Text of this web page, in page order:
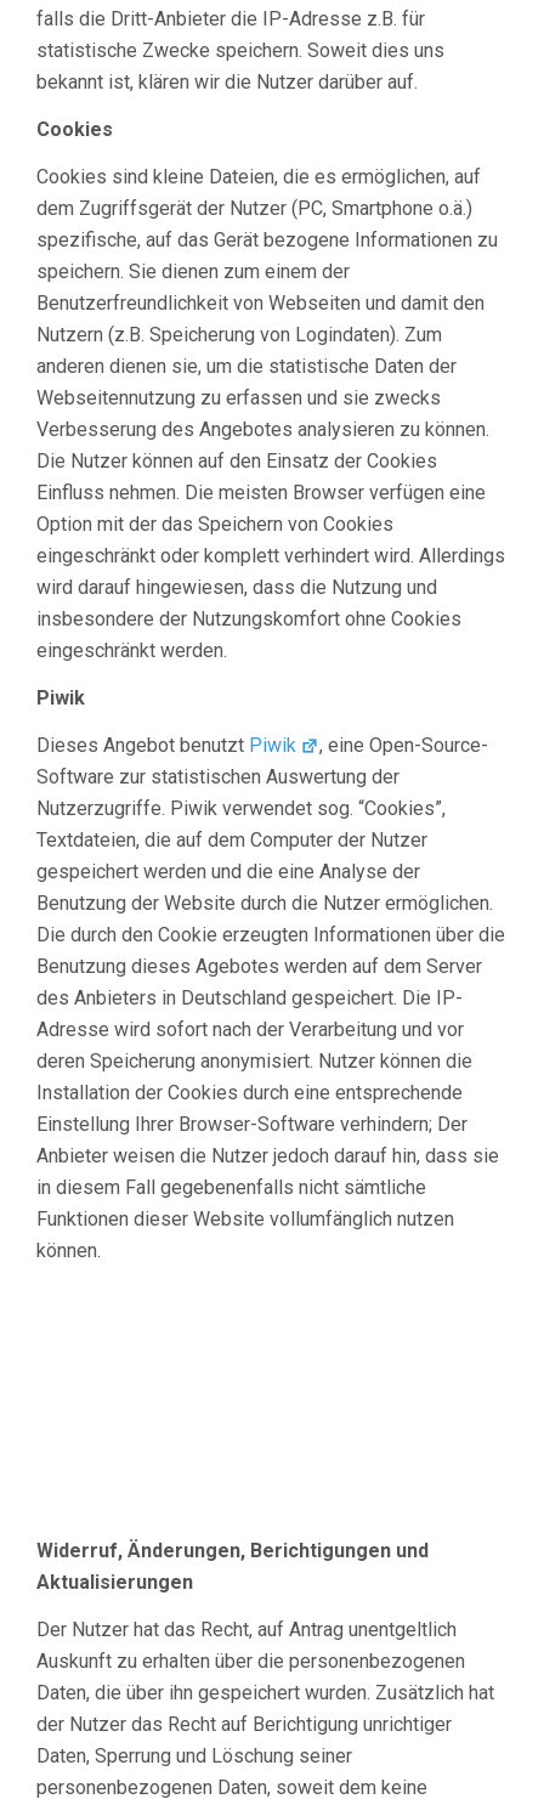
falls die Dritt-Anbieter die IP-Adresse z.B. für
statistische Zwecke speichern. Soweit dies uns
bekannt ist, klären wir die Nutzer darüber auf.
Cookies
Cookies sind kleine Dateien, die es ermöglichen, auf
dem Zugriffsgerät der Nutzer (PC, Smartphone o.ä.)
spezifische, auf das Gerät bezogene Informationen zu
speichern. Sie dienen zum einem der
Benutzerfreundlichkeit von Webseiten und damit den
Nutzern (z.B. Speicherung von Logindaten). Zum
anderen dienen sie, um die statistische Daten der
Webseitennutzung zu erfassen und sie zwecks
Verbesserung des Angebotes analysieren zu können.
Die Nutzer können auf den Einsatz der Cookies
Einfluss nehmen. Die meisten Browser verfügen eine
Option mit der das Speichern von Cookies
eingeschränkt oder komplett verhindert wird. Allerdings
wird darauf hingewiesen, dass die Nutzung und
insbesondere der Nutzungskomfort ohne Cookies
eingeschränkt werden.
Piwik
Dieses Angebot benutzt Piwik
, eine Open-Source-
Software zur statistischen Auswertung der
Nutzerzugriffe. Piwik verwendet sog. “Cookies”,
Textdateien, die auf dem Computer der Nutzer
gespeichert werden und die eine Analyse der
Benutzung der Website durch die Nutzer ermöglichen.
Die durch den Cookie erzeugten Informationen über die
Benutzung dieses Agebotes werden auf dem Server
des Anbieters in Deutschland gespeichert. Die IP-
Adresse wird sofort nach der Verarbeitung und vor
deren Speicherung anonymisiert. Nutzer können die
Installation der Cookies durch eine entsprechende
Einstellung Ihrer Browser-Software verhindern; Der
Anbieter weisen die Nutzer jedoch darauf hin, dass sie
in diesem Fall gegebenenfalls nicht sämtliche
Funktionen dieser Website vollumfänglich nutzen
können.
Widerruf, Änderungen, Berichtigungen und
Aktualisierungen
Der Nutzer hat das Recht, auf Antrag unentgeltlich
Auskunft zu erhalten über die personenbezogenen
Daten, die über ihn gespeichert wurden. Zusätzlich hat
der Nutzer das Recht auf Berichtigung unrichtiger
Daten, Sperrung und Löschung seiner
personenbezogenen Daten, soweit dem keine